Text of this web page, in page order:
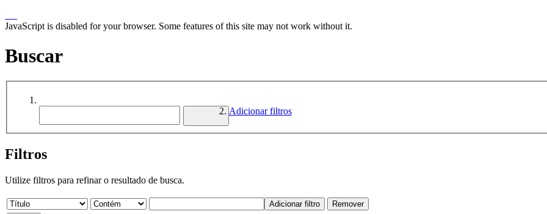
JavaScript is disabled for your browser. Some features of this site may not work without it.
Buscar
Adicionar filtros
Filtros
Utilize filtros para refinar o resultado de busca.